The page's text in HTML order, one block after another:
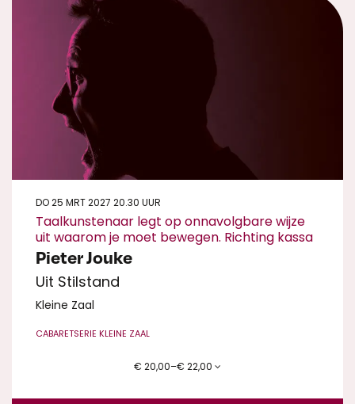
Pieter Jouke
Uit Stilstand
Taalkunstenaar legt op onnavolgbare wijze
uit waarom je moet bewegen. Richting kassa
DO 25 MRT 2027 20.30 UUR
Kleine Zaal
CABARETSERIE KLEINE ZAAL
€ 20,00–€ 22,00